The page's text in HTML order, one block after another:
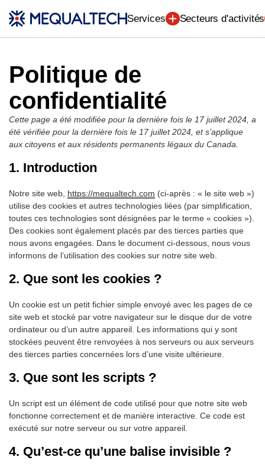
Services Secteurs d'activités
Politique de
confidentialité
Cette page a été modifiée pour la dernière fois le 17 juillet 2024, a
été vérifiée pour la dernière fois le 17 juillet 2024, et s’applique
aux citoyens et aux résidents permanents légaux du Canada.
1. Introduction
Notre site web, https://mequaltech.com (ci-après : « le site web »)
utilise des cookies et autres technologies liées (par simplification,
toutes ces technologies sont désignées par le terme « cookies »).
Des cookies sont également placés par des tierces parties que
nous avons engagées. Dans le document ci-dessous, nous vous
informons de l’utilisation des cookies sur notre site web.
2. Que sont les cookies ?
Un cookie est un petit fichier simple envoyé avec les pages de ce
site web et stocké par votre navigateur sur le disque dur de votre
ordinateur ou d’un autre appareil. Les informations qui y sont
stockées peuvent être renvoyées à nos serveurs ou aux serveurs
des tierces parties concernées lors d’une visite ultérieure.
3. Que sont les scripts ?
Un script est un élément de code utilisé pour que notre site web
fonctionne correctement et de manière interactive. Ce code est
exécuté sur notre serveur ou sur votre appareil.
4. Qu’est-ce qu’une balise invisible ?